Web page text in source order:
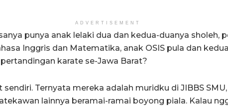
ADVERTISEMENT
punya anak lelaki dua dan kedua-duanya sholeh,
Inggris dan Matematika, anak OSIS pula dan
karate se-Jawa Barat?
sendiri. Ternyata mereka adalah muridku di JIBBS
lainnya beramai-ramai boyong piala. Kalau